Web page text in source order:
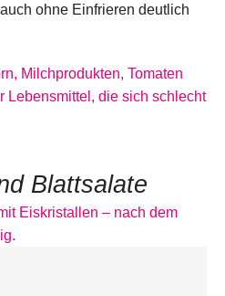
ohne Einfrieren deutlich
Blattsalate